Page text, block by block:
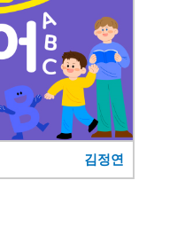
김정연